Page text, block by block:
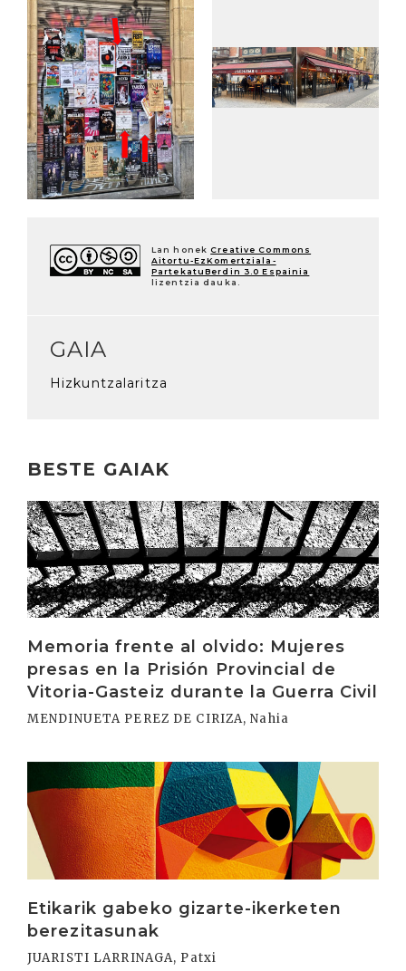
Lan honek Creative Commons
Aitortu-EzKomertziala-
PartekatuBerdin 3.0 Espainia
lizentzia dauka.
GAIA
Hizkuntzalaritza
BESTE GAIAK
Memoria frente al olvido: Mujeres
presas en la Prisión Provincial de
Vitoria-Gasteiz durante la Guerra Civil
MENDINUETA PEREZ DE CIRIZA, Nahia
Irakurri
Etikarik gabeko gizarte-ikerketen
berezitasunak
JUARISTI LARRINAGA, Patxi
Irakurri